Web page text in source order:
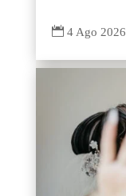
 4 Ago 2026